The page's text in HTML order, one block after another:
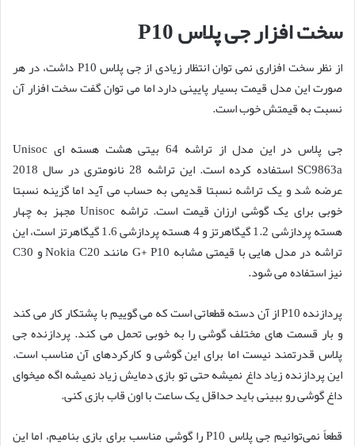
سخت افزار جی پلاس P10
از نظر سخت افزاری نمی توان انتظار زیادی از جی پلاس P10 داشت، در هر
صورت این مدل قیمت بسیار پایینی دارد اما می توان گفت سخت افزار آن
نسبت به قیمتش خوب است.
جی پلاس در این مدل از تراشه 64 بیتی هشت هسته ای Unisoc
SC9863a استفاده کرده است. این تراشه 28 نانومتری در سال 2018
عرضه شد و یک تراشه نسبتا قدیمی به حساب می آید اما گزینه نسبتا
خوبی برای یک گوشی ارزان قیمت است. تراشه Unisoc مجهز به چهار
هسته پردازشی 1.2 گیگاهرتز و 4 هسته پردازشی 1.6 گیگاهرتز است، این
تراشه در مدل هایی با قیمتی مشابه G+ P10 مانند Nokia C20 و C30
نیز استفاده می شود.
پردازنده P10 از آن دسته قطعاتی است که می گوییم با پشتکار کار می کند
و بار قسمت های مختلف گوشی را به خوبی تحمل می کند. پردازنده جی
پلاس قدرتمند نیست اما برای این گوشی و کارکردهای آن مناسب است.
این پردازنده زیاد داغ نمیشه حتی تو بازی دمایش زیاد نمیشه اگه میخوای
داغ گوشی رو ببینی باید حداقل یک ساعت با اون قاب بازی کنی.
قطعاً نمی‌توانیم جی پلاس P10 را گوشی مناسب برای بازی بنامیم، اما این